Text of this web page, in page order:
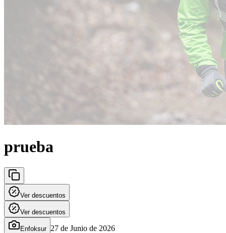
prueba
Ver descuentos
Ver descuentos
Enfoksur 27 de Junio de 2026